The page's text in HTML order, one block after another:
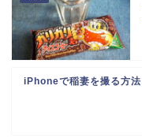
iPhoneで稲妻を撮る方法